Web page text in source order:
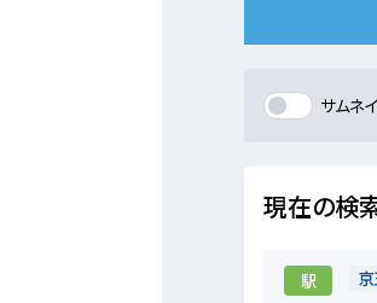
サムネ
現在の検
駅